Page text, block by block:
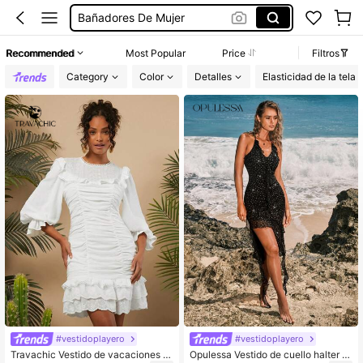
Bañadores De Mujer
Vestido Verano Mujer
Bikinis Mujer
Recommended Most Popular Price
Filtros
Category
Color Detalles Elasticidad de la tela
#vestidoplayero
Travachic Vestido de vacaciones d
#vestidoplayero
Opulessa Vestido de cuello halter c